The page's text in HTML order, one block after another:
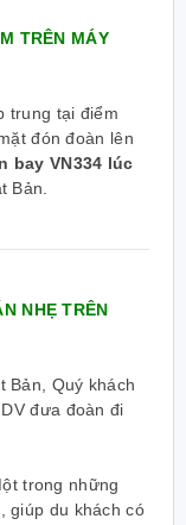
TRÊN MÁY
trung tại điểm
đón đoàn lên
bay VN334 lúc
Bản.
NHẸ TRÊN
Bản, Quý khách
đưa đoàn đi
trong những
giúp du khách có